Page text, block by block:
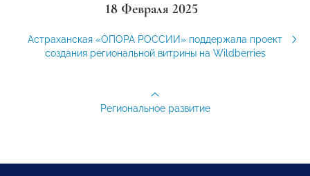
18 Февраля 2025
Астраханская «ОПОРА РОССИИ» поддержала проект
создания региональной витрины на Wildberries
Региональное развитие